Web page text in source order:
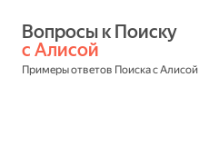
с Алисой
Примеры ответов Поиска с Алисой